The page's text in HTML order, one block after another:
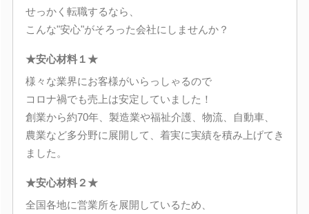
せっかく転職するなら、
こんな"安心"がそろった会社にしませんか？
★安心材料１★
様々な業界にお客様がいらっしゃるので
コロナ禍でも売上は安定していました！
創業から約70年、製造業や福祉介護、物流、自動車、
農業など多分野に展開して、着実に実績を積み上げてき
ました。
★安心材料２★
全国各地に営業所を展開しているため、